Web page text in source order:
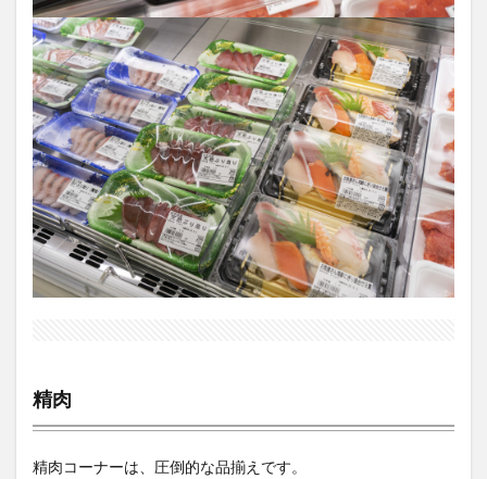
精肉
精肉コーナーは、圧倒的な品揃えです。